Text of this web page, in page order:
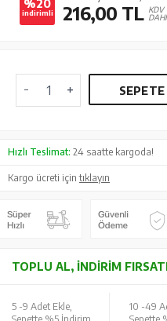
%20
indirimli 216,00 TL KDV
Hızlı Teslimat: 24 saatte kargoda!
Kargo ücreti içintıklayın
TOPLU AL, İNDIRIM
5 -9 Adet Ekle,
10 -49